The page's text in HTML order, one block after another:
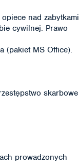
nad zabytkami
cywilnej. Prawo
(pakiet MS Office).
skarbowe
prowadzonych